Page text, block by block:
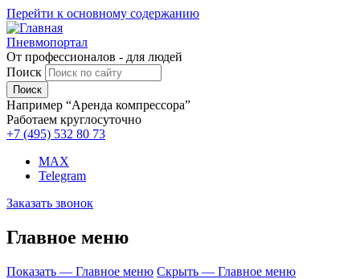
Перейти к основному содержанию
Пневмопортал
От профессионалов - для людей
Поиск
Например “Аренда компрессора”
Работаем круглосуточно
+7 (495) 532 80 73
MAX
Telegram
Заказать звонок
Главное меню
Показать — Главное меню Скрыть — Главное меню